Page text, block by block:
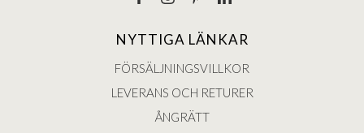
NYTTIGA LÄNKAR
FÖRSÄLJNINGSVILLKOR
LEVERANS OCH RETURER
ÅNGRÄTT